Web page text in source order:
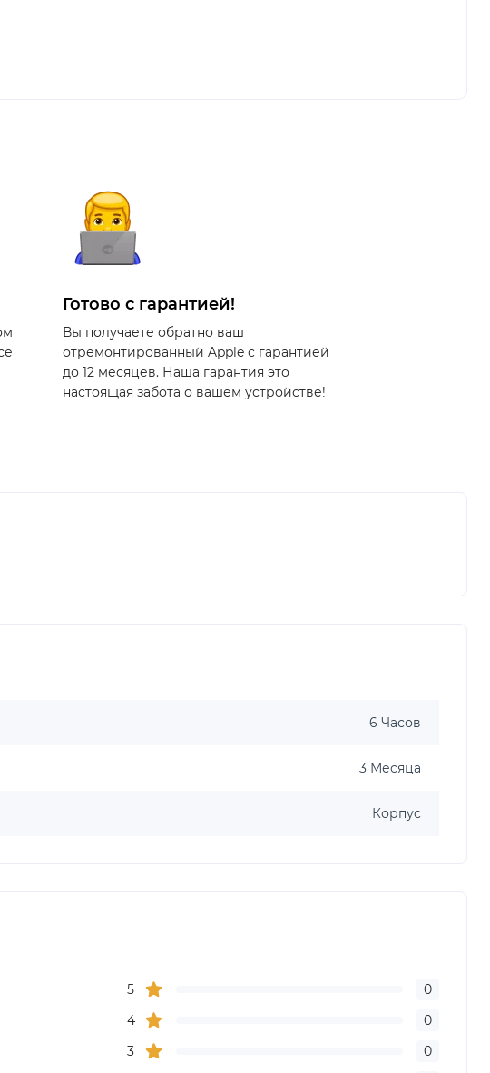
Готово с гарантией!
Вы получаете обратно ваш
отремонтированный Apple с гарантией
до 12 месяцев. Наша гарантия это
настоящая забота о вашем устройстве!
6 Часов
3 Месяца
Корпус
5
0
4
0
3
0